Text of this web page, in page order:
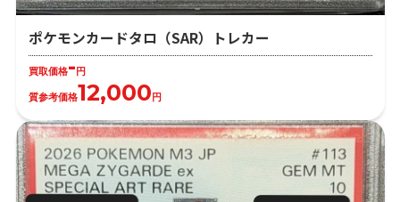
ポケモンカードタロ（SAR）トレカー
買取価格-円
質参考価格12,000円